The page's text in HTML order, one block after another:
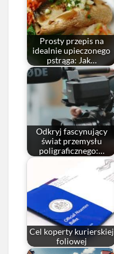
Prosty przepis na
idealnie upieczonego
pstrąga: Jak…
Odkryj fascynujący
świat przemysłu
poligraficznego:…
Cel koperty kurierskiej
foliowej